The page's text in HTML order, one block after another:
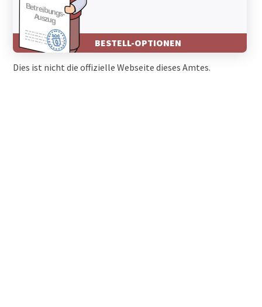
BESTELL-OPTIONEN
Dies ist nicht die offizielle Webseite dieses Amtes.